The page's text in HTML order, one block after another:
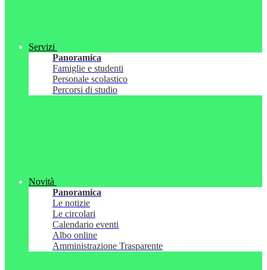
Servizi
Panoramica
Famiglie e studenti
Personale scolastico
Percorsi di studio
Novità
Panoramica
Le notizie
Le circolari
Calendario eventi
Albo online
Amministrazione Trasparente